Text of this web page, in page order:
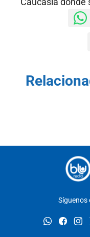
Síguenos
whatsapp